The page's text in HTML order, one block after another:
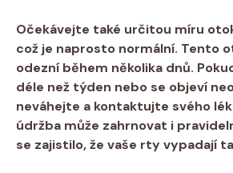
Očekávejte také určitou míru
což je naprosto normální. Tento
odezní během několika dnů.
déle než týden nebo se objeví
neváhejte a kontaktujte svého
údržba může zahrnovat i
se zajistilo, že vaše rty vypadají